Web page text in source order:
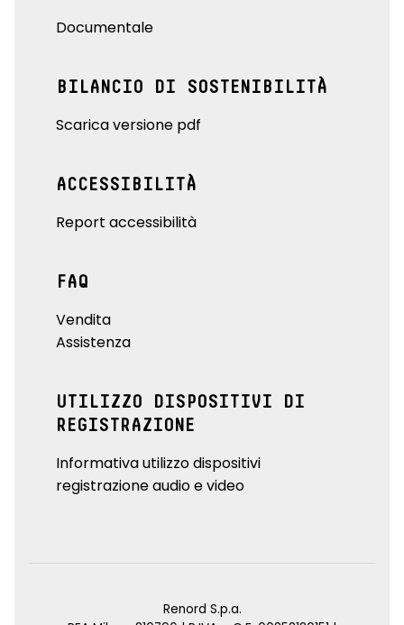
Documentale
BILANCIO DI SOSTENIBILITÀ
Scarica versione pdf
ACCESSIBILITÀ
Report accessibilità
FAQ
Vendita
Assistenza
UTILIZZO DISPOSITIVI DI
REGISTRAZIONE
Informativa utilizzo dispositivi
registrazione audio e video
Renord S.p.a.